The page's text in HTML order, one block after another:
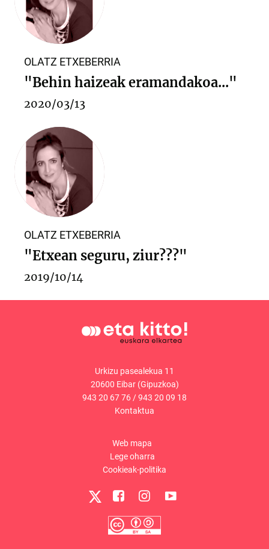
OLATZ ETXEBERRIA
"Behin haizeak eramandakoa..."
2020/03/13
OLATZ ETXEBERRIA
"Etxean seguru, ziur???"
2019/10/14
Urkizu pasealekua 11
20600 Eibar (Gipuzkoa)
943 20 67 76 /943 20 09 18
Kontaktua
Web mapa
Lege oharra
Cookieak-politika